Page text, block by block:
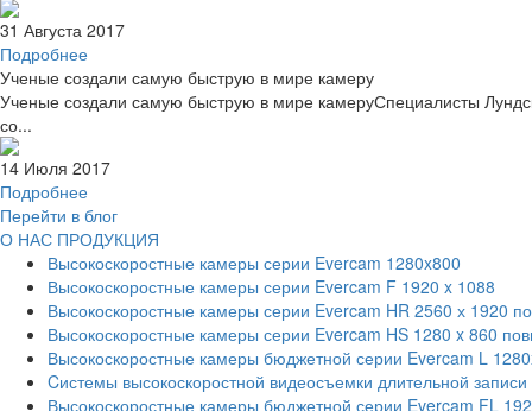
31 Августа 2017
Подробнее
Ученые создали самую быструю в мире камеру
Ученые создали самую быструю в мире камеруСпециалисты
со...
14 Июля 2017
Подробнее
Перейти в блог
О НАС ПРОДУКЦИЯ
Высокоскоростные камеры серии Evercam 1280x800
Высокоскоростные камеры серии Evercam F 1920 x 1088
Высокоскоростные камеры серии Evercam HR 2560 х 1920
Высокоскоростные камеры серии Evercam HS 1280 x 860
Высокоскоростные камеры бюджетной серии Evercam L
Cистемы высокоскоростной видеосъемки длительной
Высокоскоростные камеры бюджетной серии Evercam FL